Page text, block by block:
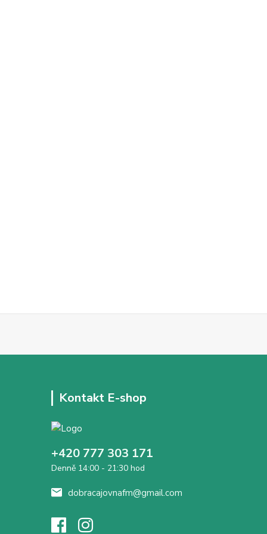
Kontakt E-shop
+420 777 303 171
Denně 14:00 - 21:30 hod
dobracajovnafm@gmail.com